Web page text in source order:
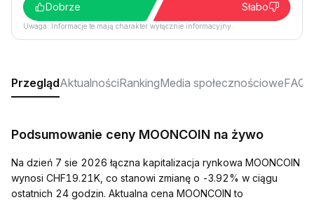
Dobrze
Słabo
Uwaga: Informacje te mają charakter wyłącznie informacyjny.
PrzeglądAktualnościRankingMedia społecznościoweFAQ
Podsumowanie ceny MOONCOIN na żywo
Na dzień 7 sie 2026 łączna kapitalizacja rynkowa MOONCOIN
wynosi CHF19.21K, co stanowi zmianę o -3.92% w ciągu
ostatnich 24 godzin. Aktualna cena MOONCOIN to